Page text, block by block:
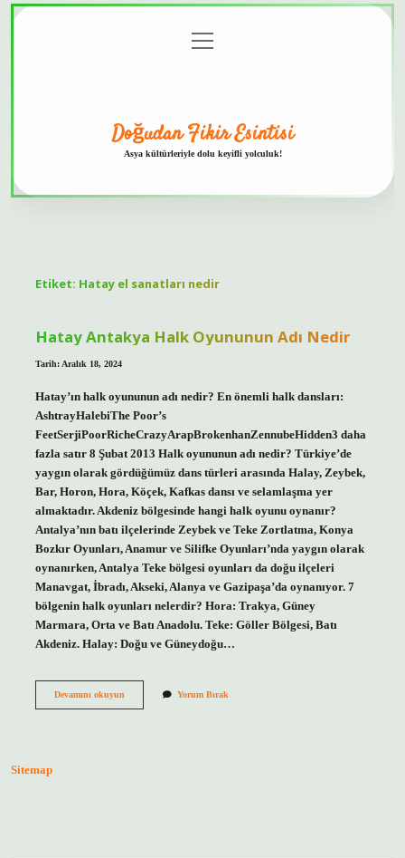
menüyü
aç
Doğudan Fikir Esintisi
Asya kültürleriyle dolu keyifli yolculuk!
Etiket: Hatay el sanatları nedir
Hatay Antakya Halk Oyununun Adı Nedir
Tarih: Aralık 18, 2024
Hatay’ın halk oyununun adı nedir? En önemli halk dansları:
AshtrayHalebiThe Poor’s
FeetSerjiPoorRicheCrazyArapBrokenhanZennubeHidden3 daha
fazla satır 8 Şubat 2013 Halk oyununun adı nedir? Türkiye’de
yaygın olarak gördüğümüz dans türleri arasında Halay, Zeybek,
Bar, Horon, Hora, Köçek, Kafkas dansı ve selamlaşma yer
almaktadır. Akdeniz bölgesinde hangi halk oyunu oynanır?
Antalya’nın batı ilçelerinde Zeybek ve Teke Zortlatma, Konya
Bozkır Oyunları, Anamur ve Silifke Oyunları’nda yaygın olarak
oynanırken, Antalya Teke bölgesi oyunları da doğu ilçeleri
Manavgat, İbradı, Akseki, Alanya ve Gazipaşa’da oynanıyor. 7
bölgenin halk oyunları nelerdir? Hora: Trakya, Güney
Marmara, Orta ve Batı Anadolu. Teke: Göller Bölgesi, Batı
Akdeniz. Halay: Doğu ve Güneydoğu…
Devamını okuyunHatay
Yorum Bırak
Sitemap